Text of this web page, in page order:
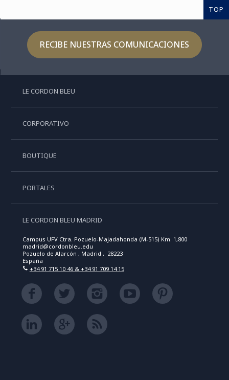
TOP
RECIBE NUESTRAS COMUNICACIONES
LE CORDON BLEU
CORPORATIVO
BOUTIQUE
PORTALES
LE CORDON BLEU MADRID
Campus UFV Ctra. Pozuelo-Majadahonda (M-515) Km. 1,800
madrid@cordonbleu.edu
Pozuelo de Alarcón , Madrid , 28223
España
+34 91 715 10 46 & +34 91 709 14 15